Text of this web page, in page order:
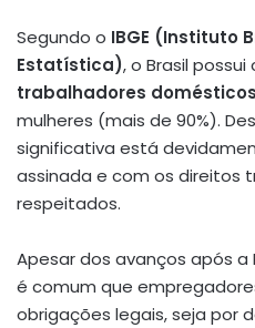
Segundo o IBGE (Instituto
Estatística), o Brasil
trabalhadores domésticos
mulheres (mais de 90%).
significativa está
assinada e com os direitos
respeitados.
Apesar dos avanços após a
é comum que
obrigações legais, seja por